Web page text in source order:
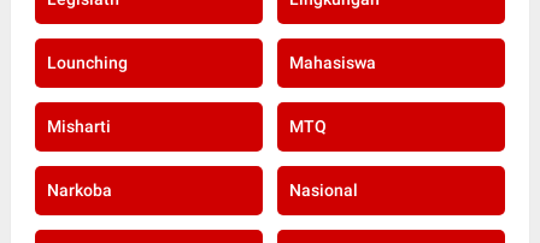
Lounching Mahasiswa
Misharti MTQ
Narkoba Nasional